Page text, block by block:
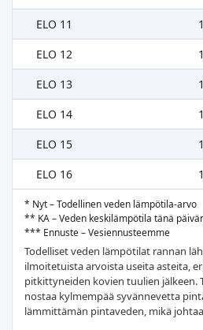
ELO 11
ELO 12
ELO 13
ELO 14
ELO 15
ELO 16
* Nyt – Todellinen veden lämpötila-arvo
** KA – Veden keskilämpötila tänä
*** Ennuste – Vesiennusteemme
Todelliset veden lämpötilat rannan
ilmoitetuista arvoista useita asteita,
pitkittyneiden kovien tuulien
nostaa kylmempää syvännevetta
lämmittämän pintaveden, mikä